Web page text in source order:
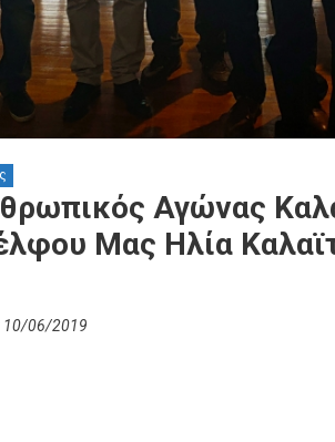
Αγώνας
Μας Ηλία
06/2019